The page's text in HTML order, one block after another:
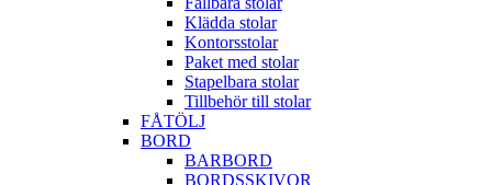
Klädda stolar
Kontorsstolar
Paket med stolar
Stapelbara stolar
Tillbehör till stolar
FÅTÖLJ
BORD
BARBORD
BORDSSKIVOR